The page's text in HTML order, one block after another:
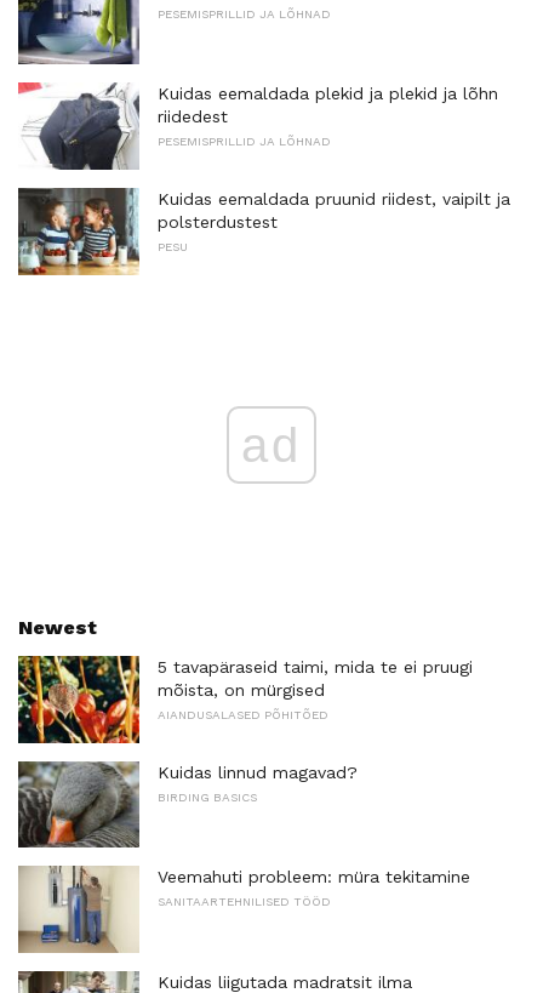
PESEMISPRILLID JA LÕHNAD
Kuidas eemaldada plekid ja plekid ja lõhn
riidedest
PESEMISPRILLID JA LÕHNAD
Kuidas eemaldada pruunid riidest, vaipilt ja
polsterdustest
PESU
ad
Newest
5 tavapäraseid taimi, mida te ei pruugi
mõista, on mürgised
AIANDUSALASED PÕHITÕED
Kuidas linnud magavad?
BIRDING BASICS
Veemahuti probleem: müra tekitamine
SANITAARTEHNILISED TÖÖD
Kuidas liigutada madratsit ilma